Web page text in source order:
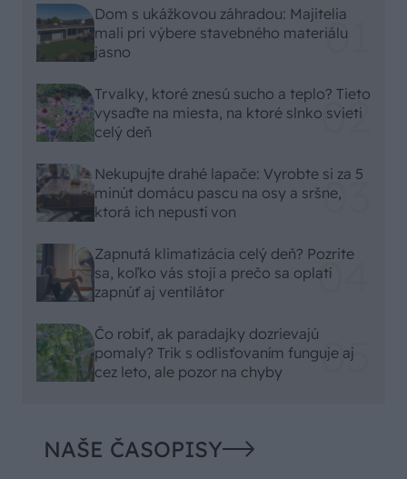
Dom s ukážkovou záhradou: Majitelia
mali pri výbere stavebného materiálu
jasno
Trvalky, ktoré znesú sucho a teplo? Tieto
vysaďte na miesta, na ktoré slnko svieti
celý deň
Nekupujte drahé lapače: Vyrobte si za 5
minút domácu pascu na osy a sršne,
ktorá ich nepustí von
Zapnutá klimatizácia celý deň? Pozrite
sa, koľko vás stojí a prečo sa oplatí
zapnúť aj ventilátor
Čo robiť, ak paradajky dozrievajú
pomaly? Trik s odlisťovaním funguje aj
cez leto, ale pozor na chyby
NAŠE ČASOPISY